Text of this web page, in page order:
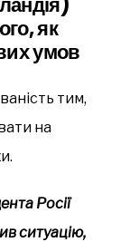
як
умов
тим,
на
Росії
ситуацію,